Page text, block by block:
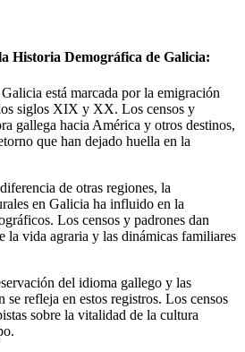
Historia Demográfica de Galicia:
está marcada por la emigración
siglos XIX y XX. Los censos y
gallega hacia América y otros destinos,
que han dejado huella en la
de otras regiones, la
en Galicia ha influido en la
Los censos y padrones dan
la vida agraria y las dinámicas familiares
del idioma gallego y las
se refleja en estos registros. Los censos
sobre la vitalidad de la cultura